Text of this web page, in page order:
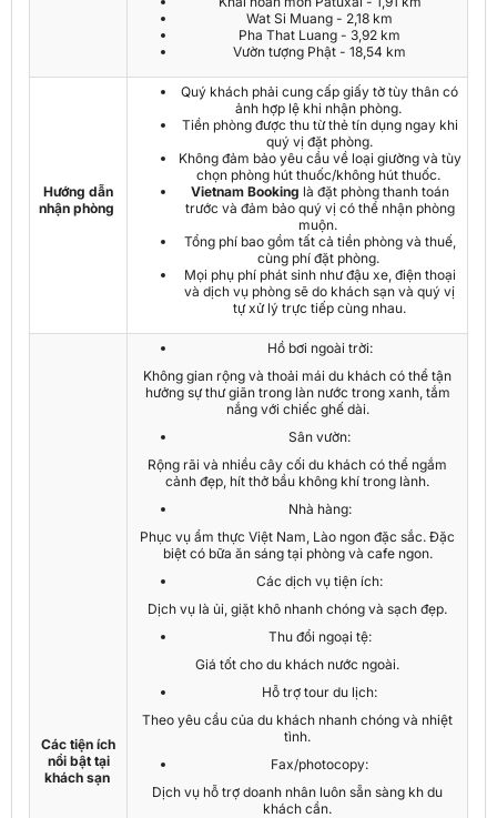
Wat Si Muang - 2,18 km
Pha That Luang - 3,92 km
Vườn tượng Phật - 18,54 km
Hướng dẫn
nhận phòng
Quý khách phải cung cấp giấy tờ tùy thân có
ảnh hợp lệ khi nhận phòng.
Tiền phòng được thu từ thẻ tín dụng ngay khi
quý vị đặt phòng.
Không đảm bảo yêu cầu về loại giường và tùy
chọn phòng hút thuốc/không hút thuốc.
Vietnam Booking là đặt phòng thanh toán
trước và đảm bảo quý vị có thể nhận phòng
muộn.
Tổng phí bao gồm tất cả tiền phòng và thuế,
cùng phí đặt phòng.
Mọi phụ phí phát sinh như đậu xe, điện thoại
và dịch vụ phòng sẽ do khách sạn và quý vị
tự xử lý trực tiếp cùng nhau.
Các tiện ích
nổi bật tại
khách sạn
Hồ bơi ngoài trời:
Không gian rộng và thoải mái du khách có thể tận
hưởng sự thư giãn trong làn nước trong xanh, tắm
nắng với chiếc ghế dài.
Sân vườn:
Rộng rãi và nhiều cây cối du khách có thể ngắm
cảnh đẹp, hít thở bầu không khí trong lành.
Nhà hàng:
Phục vụ ẩm thực Việt Nam, Lào ngon đặc sắc. Đặc
biệt có bữa ăn sáng tại phòng và cafe ngon.
Các dịch vụ tiện ích:
Dịch vụ là ủi, giặt khô nhanh chóng và sạch đẹp.
Thu đổi ngoại tệ:
Giá tốt cho du khách nước ngoài.
Hỗ trợ tour du lịch:
Theo yêu cầu của du khách nhanh chóng và nhiệt
tình.
Fax/photocopy:
Dịch vụ hỗ trợ doanh nhân luôn sẵn sàng kh du
khách cần.